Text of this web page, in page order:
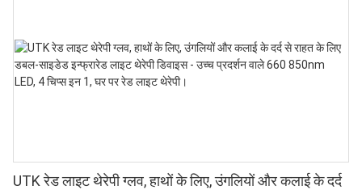
UTK रेड लाइट थेरेपी ग्लव, हाथों के लिए, उंगलियों और कलाई के दर्द